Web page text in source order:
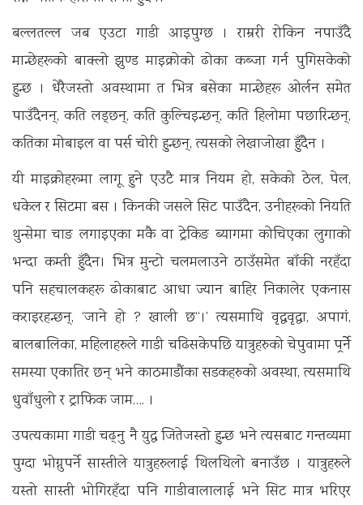
बल्लतल्ल जब एउटा गाडी आइपुग्छ । राम्ररी रोकिन नपाउँदै
मान्छेहरूको बाक्लो झुण्ड माइक्रोको ढोका कब्जा गर्न पुगिसकेको
हुन्छ । धेरैजस्तो अवस्थामा त भित्र बसेका मान्छेहरू ओर्लन समेत
पाउँदैनन्, कति लड्छन्, कति कुल्चिइन्छन्, कति हिलोमा पछारिन्छन्,
कतिका मोबाइल वा पर्स चोरी हुन्छन्, त्यसको लेखाजोखा हुँदैन ।
यी माइक्रोहरूमा लागू हुने एउटै मात्र नियम हो, सकेको ठेल, पेल,
धकेल र सिटमा बस । किनकी जसले सिट पाउँदैन, उनीहरूको नियति
थुन्सेमा चाङ लगाइएका मकै वा ट्रेकिङ ब्यागमा कोचिएका लुगाको
भन्दा कम्ती हुँदैन। भित्र मुन्टो चलमलाउने ठाउँसमेत बाँकी नरहँदा
पनि सहचालकहरू ढोकाबाट आधा ज्यान बाहिर निकालेर एकनास
कराइरहन्छन्, ‘जाने हो ? खाली छ‘‘।’ त्यसमाथि वृद्धवृद्धा, अपागं,
बालबालिका, महिलाहरुले गाडी चढिसकेपछि यात्रुहरुको चेपुवामा पर्र्नेे
समस्या एकातिर छन् भने काठमाडौंका सडकहरुको अवस्था, त्यसमाथि
धुवाँधुलो र ट्राफिक जाम…. ।
उपत्यकामा गाडी चढ्नु नै युद्ध जितेजस्तो हुन्छ भने त्यसबाट गन्तव्यमा
पुग्दा भोग्नुपर्ने सास्तीले यात्रुहरुलाई थिलथिलो बनाउँछ । यात्रुहरुले
यस्तो सास्ती भोगिरहँदा पनि गाडीवालालाई भने सिट मात्र भरिएर